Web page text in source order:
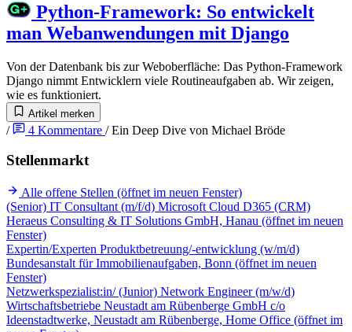
Python-Framework: So entwickelt
man Webanwendungen mit Django
Von der Datenbank bis zur Weboberfläche: Das Python-Framework
Django nimmt Entwicklern viele Routineaufgaben ab. Wir zeigen,
wie es funktioniert.
Artikel merken
/ 4 Kommentare / Ein Deep Dive von Michael Bröde
Stellenmarkt
Alle offene Stellen (öffnet im neuen Fenster)
(Senior) IT Consultant (m/f/d) Microsoft Cloud D365 (CRM)
Heraeus Consulting & IT Solutions GmbH, Hanau (öffnet im neuen
Fenster)
Expertin/Experten Produktbetreuung/-entwicklung (w/m/d)
Bundesanstalt für Immobilienaufgaben, Bonn (öffnet im neuen
Fenster)
Netzwerkspezialist:in/ (Junior) Network Engineer (m/w/d)
Wirtschaftsbetriebe Neustadt am Rübenberge GmbH c/o
Ideenstadtwerke, Neustadt am Rübenberge, Home Office (öffnet im